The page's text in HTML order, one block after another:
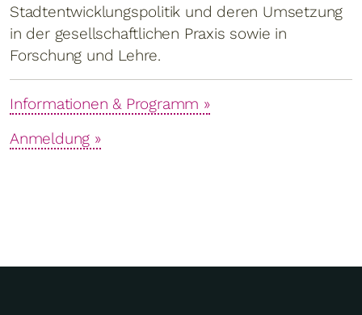
Stadtentwicklungspolitik und deren Umsetzung
in der gesellschaftlichen Praxis sowie in
Forschung und Lehre.
Informationen & Programm »
Anmeldung »